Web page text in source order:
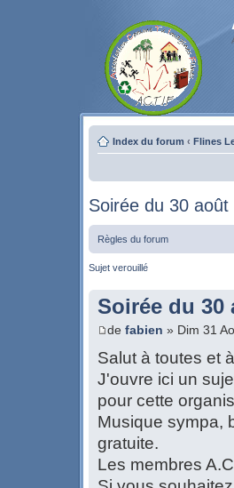
Index du forum ‹ Flines
Soirée du 30 août
Règles du forum
Sujet verouillé
Soirée du 30
de fabien » Dim 31
Salut à toutes et
J'ouvre ici un
pour cette
Musique sympa,
gratuite.
Les membres